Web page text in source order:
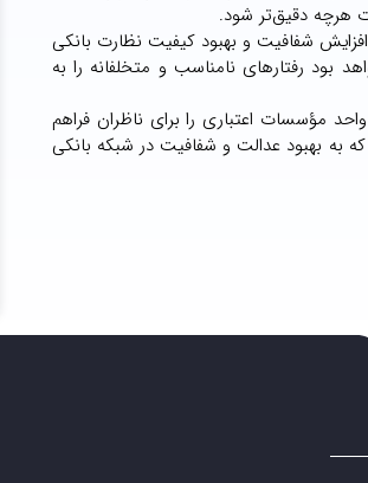
هرچه دقیق‌تر شود.
شفافیت و بهبود کیفیت نظارت بانکی
بود رفتارهای نامناسب و متخلفانه را به
مؤسسات اعتباری را برای ناظران فراهم
به بهبود عدالت و شفافیت در شبکه بانکی